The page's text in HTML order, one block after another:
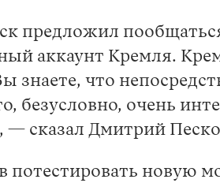
предложил
аккаунт Кремля.
знаете, что
безусловно, очень
— сказал Дмитрий
потестировать новую